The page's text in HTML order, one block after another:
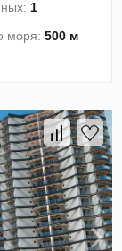
1
моря:500 м